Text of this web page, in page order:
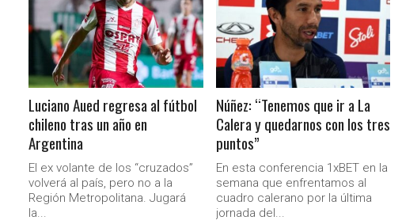
LEER MÁS
Luciano Aued regresa al fútbol
chileno tras un año en
Argentina
El ex volante de los “cruzados”
volverá al país, pero no a la
Región Metropolitana. Jugará
la...
LEER MÁS
Núñez: “Tenemos que ir a La
Calera y quedarnos con los tres
puntos”
En esta conferencia 1xBET en la
semana que enfrentamos al
cuadro calerano por la última
jornada del...